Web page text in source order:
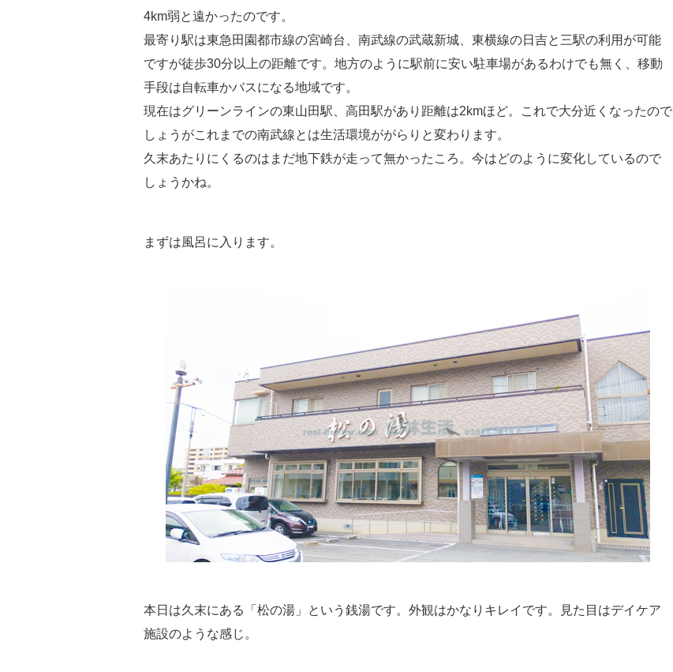
4km弱と遠かったのです。
最寄り駅は東急田園都市線の宮崎台、南武線の武蔵新城、東横線の日吉と三駅の利用が可能
ですが徒歩30分以上の距離です。地方のように駅前に安い駐車場があるわけでも無く、移動
手段は自転車かバスになる地域です。
現在はグリーンラインの東山田駅、高田駅があり距離は2kmほど。これで大分近くなったので
しょうがこれまでの南武線とは生活環境ががらりと変わります。
久末あたりにくるのはまだ地下鉄が走って無かったころ。今はどのように変化しているので
しょうかね。
まずは風呂に入ります。
本日は久末にある「松の湯」という銭湯です。外観はかなりキレイです。見た目はデイケア
施設のような感じ。